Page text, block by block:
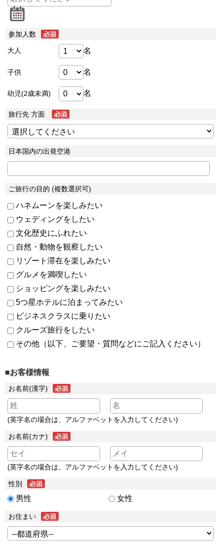
参加人数
大人 名
子供 名
幼児(2歳未満) 名
旅行先 方面
日本国内の出発空港
ご旅行の目的 (複数選択可)
ハネムーンを楽しみたい
ウェディングをしたい
文化歴史にふれたい
自然・動物を観察したい
リゾート滞在を楽しみたい
グルメを満喫したい
ショッピングを楽しみたい
5つ星ホテルに泊まってみたい
ビジネスクラスに乗りたい
クルーズ旅行をしたい
その他（以下、ご要望・質問などにご記入ください）
■お客様情報
お名前(漢字)
(英字名の場合は、アルファベットを入力してください)
お名前(カナ)
(英字名の場合は、アルファベットを入力してください)
性別
男性 女性
お住まい